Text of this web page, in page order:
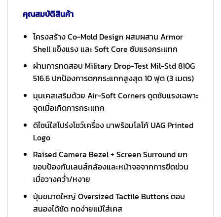
คุณสมบัติสินค้า
โครงสร้าง Co-Mold Design ผสมผสาน Armor
Shell แข็งแรง และ Soft Core ซับแรงกระแทก
ผ่านการทดสอบ Military Drop-Test Mil-Std 810G
516.6 ปกป้องการตกกระแทกสูงสุด 10 ฟุต (3 เมตร)
มุมเคสเสริมด้วย Air-Soft Corners ดูดซับแรงเฉพาะ
จุดเมื่อเกิดการกระแทก
ดีไซน์ใสโปร่งโชว์เครื่อง มาพร้อมโลโก้ UAG Printed
Logo
Raised Camera Bezel + Screen Surround ยก
ขอบป้องกันเลนส์กล้องและหน้าจอจากการขีดข่วน
เมื่อวางคว่ำ/หงาย
ปุ่มขนาดใหญ่ Oversized Tactile Buttons ตอบ
สนองได้ชัด กดง่ายแม้ใส่เคส